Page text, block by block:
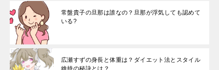
常盤貴子の旦那は誰なの？旦那が浮気しても認めて
いる?
広瀬すずの身長と体重は？ダイエット法とスタイル
維持の秘訣とは？